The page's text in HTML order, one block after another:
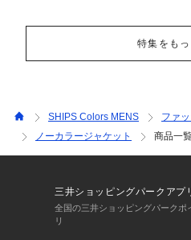
特集をも
SHIPS Colors MENS ファ
ノーカラージャケット
商品一
三井ショッピングパークアプ
全国の三井ショッピングパーク
リ